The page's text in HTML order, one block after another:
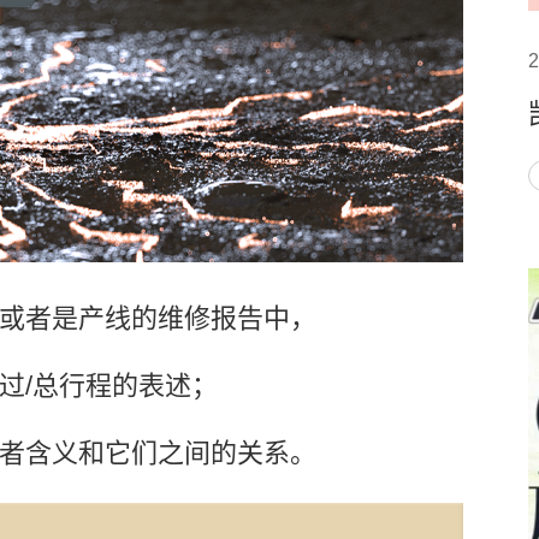
者是产线的维修报告中，
/总行程的表述；
含义和它们之间的关系。